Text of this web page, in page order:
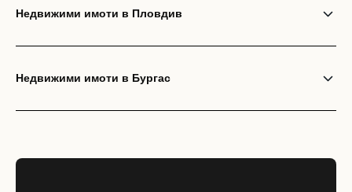
Недвижими имоти в Пловдив
Недвижими имоти в Бургас